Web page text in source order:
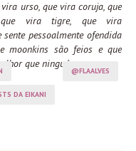
urso, que vira coruja, que
vira tigre, que vira
sente pessoalmente ofendida
moonkins são feios e que
que ninguém.
@FLAALVES
DA EIKANI